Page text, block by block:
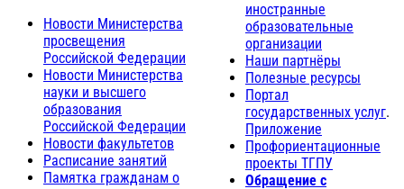
Новости Министерства
просвещения
Российской Федерации
Новости Министерства
науки и высшего
образования
Российской Федерации
Новости факультетов
Расписание занятий
Памятка гражданам о
иностранные
образовательные
организации
Наши партнёры
Полезные ресурсы
Портал
государственных услуг.
Приложение
Профориентационные
проекты ТГПУ
Обращение с